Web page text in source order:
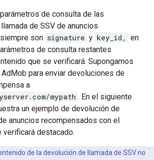
de consulta de las
de SSV de anuncios
son signature y key_id,
en
de consulta restantes
que se verificará. Supongamos
para enviar devoluciones de
a
mypath . En el siguiente
un ejemplo de devolución de
anuncios recompensados con el
verificará destacado.
de la devolución de llamada de SSV no